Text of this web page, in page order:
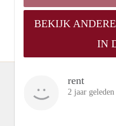
BEKIJK
IN
rent
2 jaar